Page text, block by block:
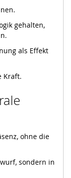
gehalten,
als Effekt
Kraft.
ohne die
sondern in